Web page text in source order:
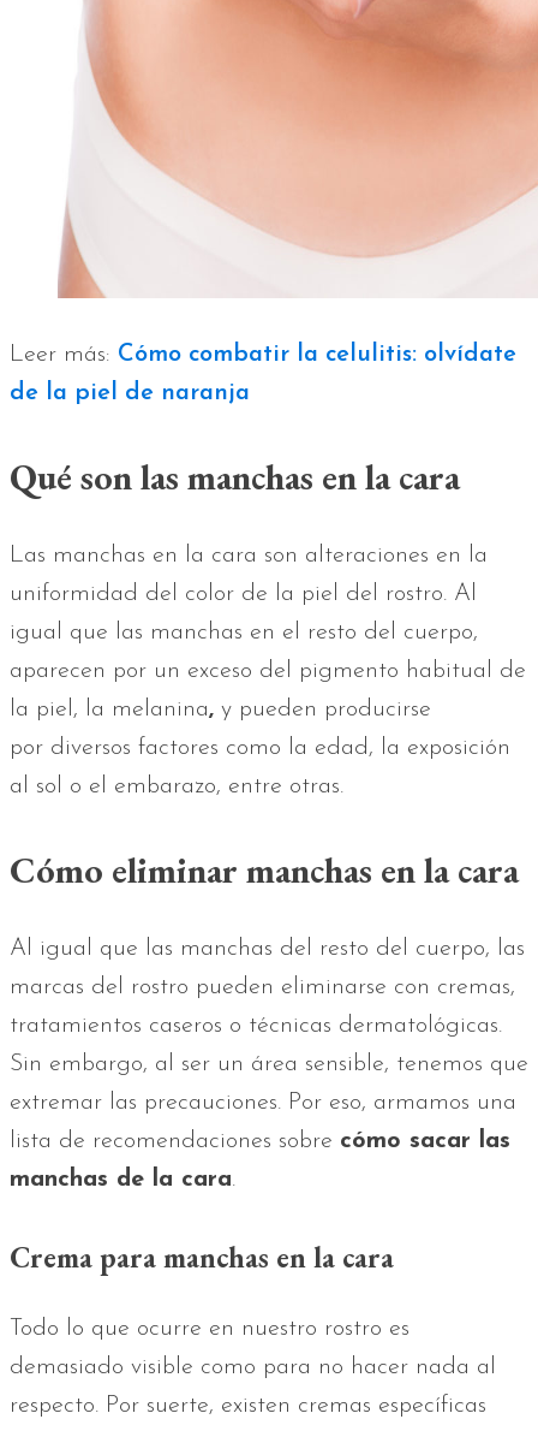
Leer más: Cómo combatir la celulitis: olvídate
de la piel de naranja
Qué son las manchas en la cara
Las manchas en la cara son alteraciones en la
uniformidad del color de la piel del rostro. Al
igual que las manchas en el resto del cuerpo,
aparecen por un exceso del pigmento habitual de
la piel, la melanina, y pueden producirse
por diversos factores como la edad, la exposición
al sol o el embarazo, entre otras.
Cómo eliminar manchas en la cara
Al igual que las manchas del resto del cuerpo, las
marcas del rostro pueden eliminarse con cremas,
tratamientos caseros o técnicas dermatológicas.
Sin embargo, al ser un área sensible, tenemos que
extremar las precauciones. Por eso, armamos una
lista de recomendaciones sobre cómo sacar las
manchas de la cara.
Crema para manchas en la cara
Todo lo que ocurre en nuestro rostro es
demasiado visible como para no hacer nada al
respecto. Por suerte, existen cremas específicas